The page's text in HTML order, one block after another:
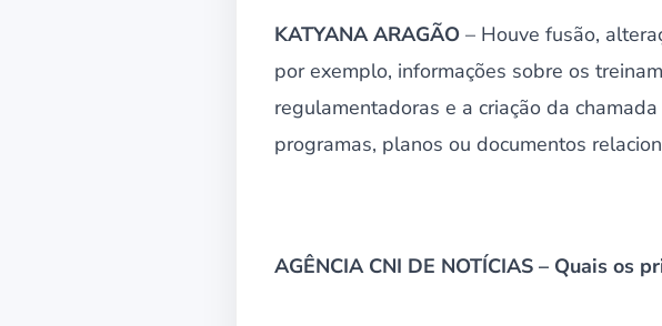
KATYANA ARAGÃO – Houve fusão,
por exemplo, informações sobre os
regulamentadoras e a criação da
programas, planos ou documentos
AGÊNCIA CNI DE NOTÍCIAS – Quais os